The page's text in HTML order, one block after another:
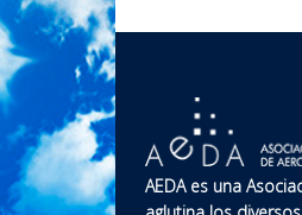
AEDA es una